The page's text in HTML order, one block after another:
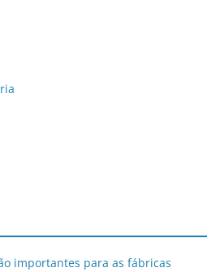
importantes para as fábricas